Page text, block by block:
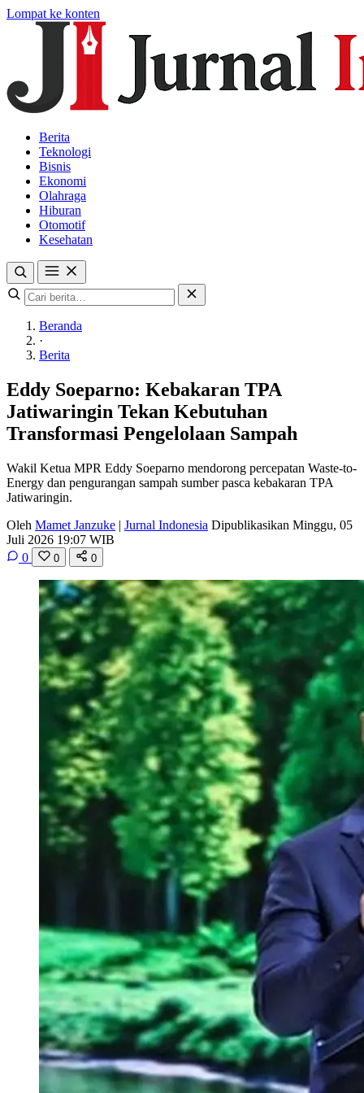
Lompat ke konten
Berita
Teknologi
Bisnis
Ekonomi
Olahraga
Hiburan
Otomotif
Kesehatan
Beranda
·
Berita
Eddy Soeparno: Kebakaran TPA
Jatiwaringin Tekan Kebutuhan
Transformasi Pengelolaan Sampah
Wakil Ketua MPR Eddy Soeparno mendorong percepatan Waste-to-
Energy dan pengurangan sampah sumber pasca kebakaran TPA
Jatiwaringin.
Oleh Mamet Janzuke | Jurnal Indonesia Dipublikasikan Minggu, 05
Juli 2026 19:07 WIB
0
0 0